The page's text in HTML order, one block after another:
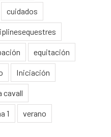
cuidados
equitación
Iniciación
cavall
1 verano